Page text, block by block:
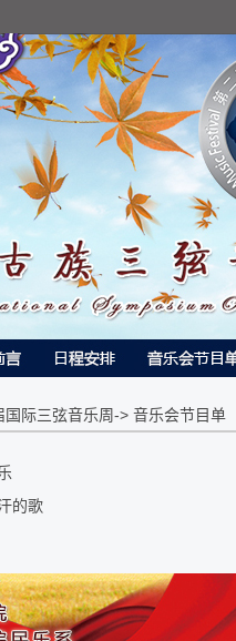
际三弦音乐周-> 音乐会节目单
的歌